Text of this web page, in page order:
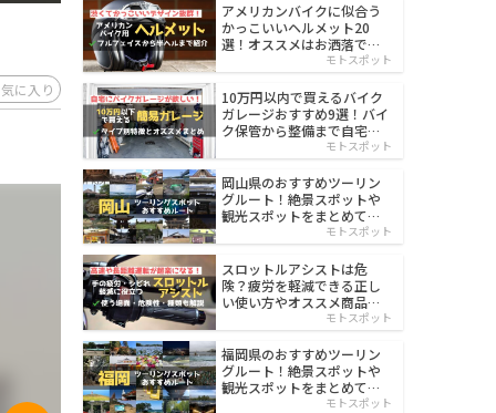
に入り
アメリカンバイクに似合う
かっこいいヘルメット20
選！オススメはお洒落でワ
モトスポット
10万円以内で買えるバイク
ガレージおすすめ9選！バイ
ク保管から整備まで自宅で
モトスポット
岡山県のおすすめツーリン
グルート！絶景スポットや
観光スポットをまとめて紹
モトスポット
スロットルアシストは危
険？疲労を軽減できる正し
い使い方やオススメ商品を
モトスポット
福岡県のおすすめツーリン
グルート！絶景スポットや
観光スポットをまとめて紹
モトスポット